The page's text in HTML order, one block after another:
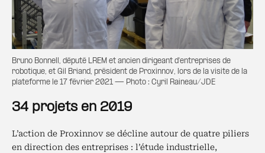
Bruno Bonnell, député LREM et ancien dirigeant d'entreprises de
robotique, et Gil Briand, président de Proxinnov, lors de la visite de la
plateforme le 17 février 2021 — Photo : Cyril Raineau/JDE
34 projets en 2019
L’action de Proxinnov se décline autour de quatre piliers
en direction des entreprises : l’étude industrielle,